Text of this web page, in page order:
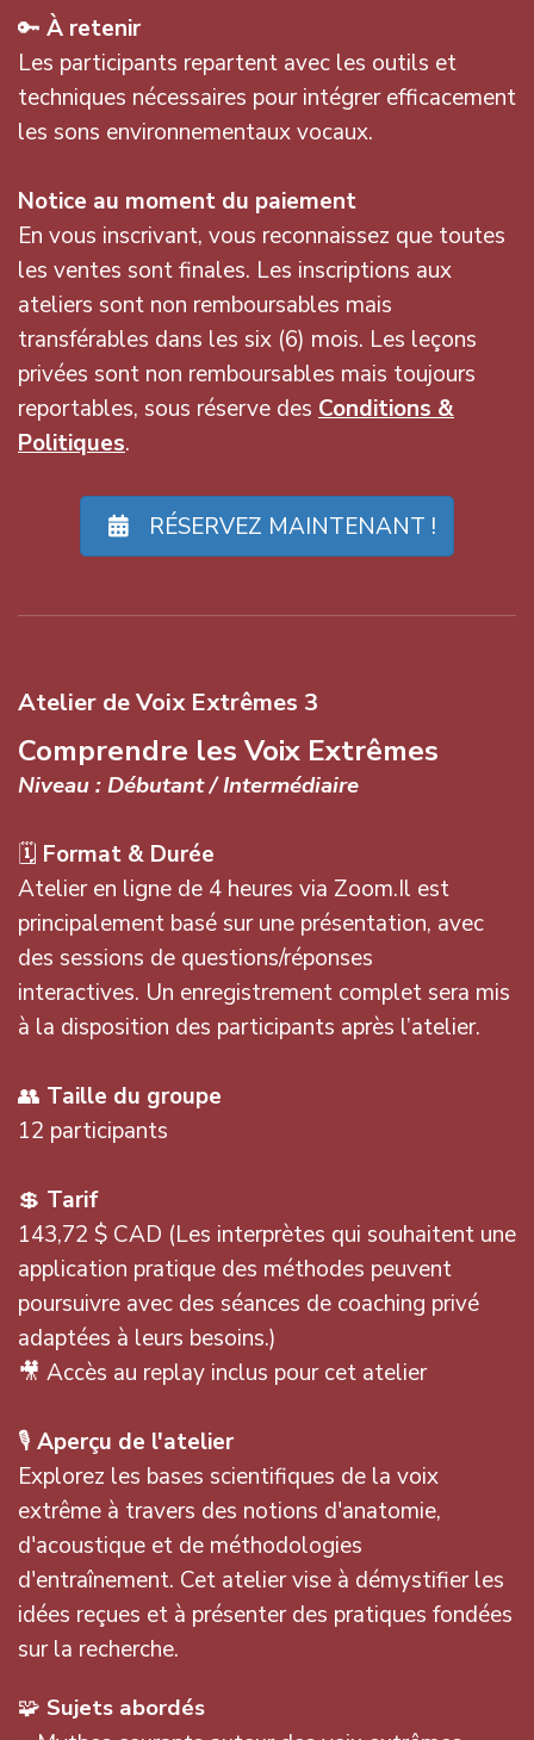
🔑 À retenir
Les participants repartent avec les outils et
techniques nécessaires pour intégrer efficacement
les sons environnementaux vocaux.
Notice au moment du paiement
En vous inscrivant, vous reconnaissez que toutes
les ventes sont finales. Les inscriptions aux
ateliers sont non remboursables mais
transférables dans les six (6) mois. Les leçons
privées sont non remboursables mais toujours
reportables, sous réserve des Conditions &
Politiques.
RÉSERVEZ MAINTENANT !
Atelier de Voix Extrêmes 3
Comprendre les Voix Extrêmes
Niveau : Débutant / Intermédiaire
🗓 Format & Durée
Atelier en ligne de 4 heures via Zoom.Il est
principalement basé sur une présentation, avec
des sessions de questions/réponses
interactives. Un enregistrement complet sera mis
à la disposition des participants après l’atelier.
👥 Taille du groupe
12 participants
💲 Tarif
143,72 $ CAD (Les interprètes qui souhaitent une
application pratique des méthodes peuvent
poursuivre avec des séances de coaching privé
adaptées à leurs besoins.)
🎥 Accès au replay inclus pour cet atelier
🎙️ Aperçu de l'atelier
Explorez les bases scientifiques de la voix
extrême à travers des notions d'anatomie,
d'acoustique et de méthodologies
d'entraînement. Cet atelier vise à démystifier les
idées reçues et à présenter des pratiques fondées
sur la recherche.
🧩 Sujets abordés